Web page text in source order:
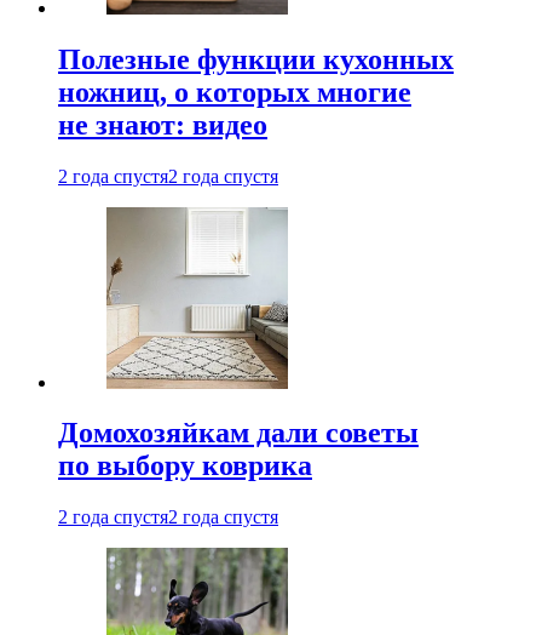
Полезные функции кухонных
ножниц, о которых многие
не знают: видео
2 года спустя2 года спустя
Домохозяйкам дали советы
по выбору коврика
2 года спустя2 года спустя